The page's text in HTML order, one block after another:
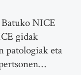
NICE
gidak
patologiak eta